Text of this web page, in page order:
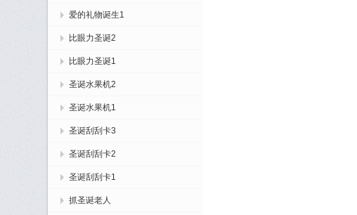
爱的礼物诞生1
比眼力圣诞2
比眼力圣诞1
圣诞水果机2
圣诞水果机1
圣诞刮刮卡3
圣诞刮刮卡2
圣诞刮刮卡1
抓圣诞老人